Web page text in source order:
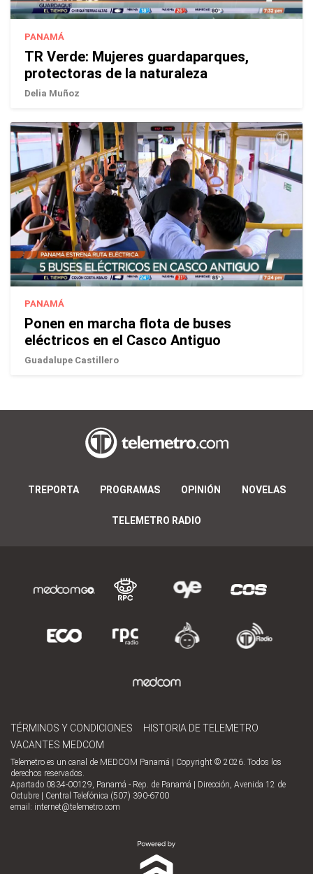
PANAMÁ
TR Verde: Mujeres guardaparques,
protectoras de la naturaleza
Delia Muñoz
PANAMÁ
Ponen en marcha flota de buses
eléctricos en el Casco Antiguo
Guadalupe Castillero
TREPORTA PROGRAMAS OPINIÓN NOVELAS
TELEMETRO RADIO
TÉRMINOS Y CONDICIONES
HISTORIA DE TELEMETRO
VACANTES MEDCOM
Telemetro es un canal de MEDCOM Panamá | Copyright © 2026. Todos los
derechos reservados.
Apartado 0834-00129, Panamá - Rep. de Panamá | Dirección, Avenida 12 de
Octubre | Central Telefónica (507) 390-6700
email: internet@telemetro.com